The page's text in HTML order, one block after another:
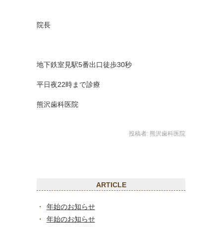
院長
地下鉄室見駅5番出口徒歩30秒
平日夜22時まで診療
熊沢歯科医院
投稿者: 熊沢歯科医院
ARTICLE
年始のお知らせ
年始のお知らせ